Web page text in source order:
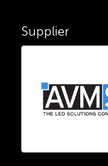
Supplier